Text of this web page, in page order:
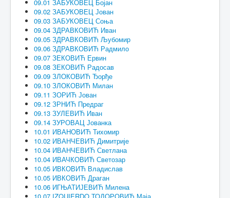
09.01 ЗАБУКОВЕЦ Бојан
09.02 ЗАБУКОВЕЦ Јован
09.03 ЗАБУКОВЕЦ Соња
09.04 ЗДРАВКОВИЋ Иван
09.05 ЗДРАВКОВИЋ Љубомир
09.06 ЗДРАВКОВИЋ Радмило
09.07 ЗЕКОВИЋ Ервин
09.08 ЗЕКОВИЋ Радосав
09.09 ЗЛОКОВИЋ Ђорђе
09.10 ЗЛОКОВИЋ Милан
09.11 ЗОРИЋ Јован
09.12 ЗРНИЋ Предраг
09.13 ЗУЛЕВИЋ Иван
09.14 ЗУРОВАЦ Јованка
10.01 ИВАНОВИЋ Тихомир
10.02 ИВАНЧЕВИЋ Димитрије
10.04 ИВАНЧЕВИЋ Светлана
10.04 ИВАЧКОВИЋ Светозар
10.05 ИВКОВИЋ Владислав
10.05 ИВКОВИЋ Драган
10.06 ИГЊАТИЈЕВИЋ Милена